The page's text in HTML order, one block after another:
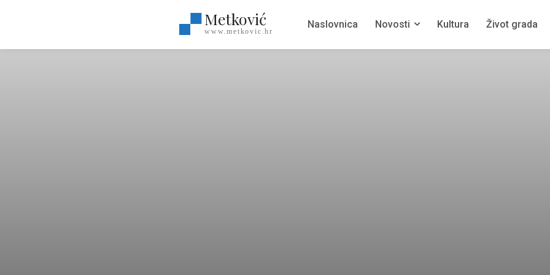
Metković
www.metkovic.hr
Naslovnica Novosti Kultura Život grada